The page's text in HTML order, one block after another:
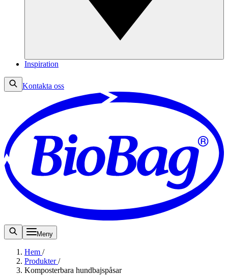
Inspiration
Kontakta oss
Meny
Hem /
Produkter/
Komposterbara hundbajspåsar